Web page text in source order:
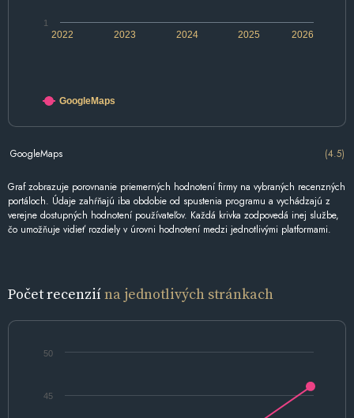
2022 2024 2026
2023 2025
1
GoogleMaps
GoogleMaps (4.5)
Graf zobrazuje porovnanie priemerných hodnotení firmy na vybraných recenzných
portáloch. Údaje zahŕňajú iba obdobie od spustenia programu a vychádzajú z
verejne dostupných hodnotení používateľov. Každá krivka zodpovedá inej službe,
čo umožňuje vidieť rozdiely v úrovni hodnotení medzi jednotlivými platformami.
Počet recenziína jednotlivých stránkach
45
50